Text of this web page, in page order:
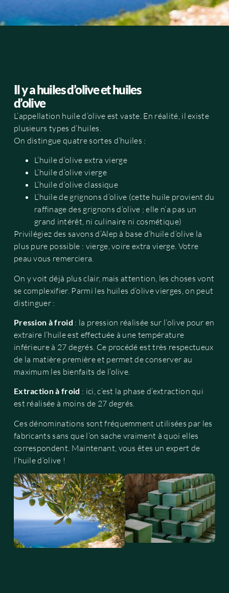
Il y a huiles d’olive et huiles
d’olive
L’appellation huile d’olive est vaste. En réalité, il existe
plusieurs types d’huiles.
On distingue quatre sortes d’huiles :
L’huile d’olive extra vierge
L’huile d’olive vierge
L’huile d’olive classique
L’huile de grignons d’olive (cette huile provient du
raffinage des grignons d’olive ; elle n’a pas un
grand intérêt, ni culinaire ni cosmétique)
Privilégiez des savons d’Alep à base d’huile d’olive la
plus pure possible : vierge, voire extra vierge. Votre
peau vous remerciera.
On y voit déjà plus clair, mais attention, les choses vont
se complexifier. Parmi les huiles d’olive vierges, on peut
distinguer :
Pression à froid : la pression réalisée sur l’olive pour en
extraire l’huile est effectuée à une température
inférieure à 27 degrés. Ce procédé est très respectueux
de la matière première et permet de conserver au
maximum les bienfaits de l’olive.
Extraction à froid : ici, c’est la phase d’extraction qui
est réalisée à moins de 27 degrés.
Ces dénominations sont fréquemment utilisées par les
fabricants sans que l’on sache vraiment à quoi elles
correspondent. Maintenant, vous êtes un expert de
l’huile d’olive !